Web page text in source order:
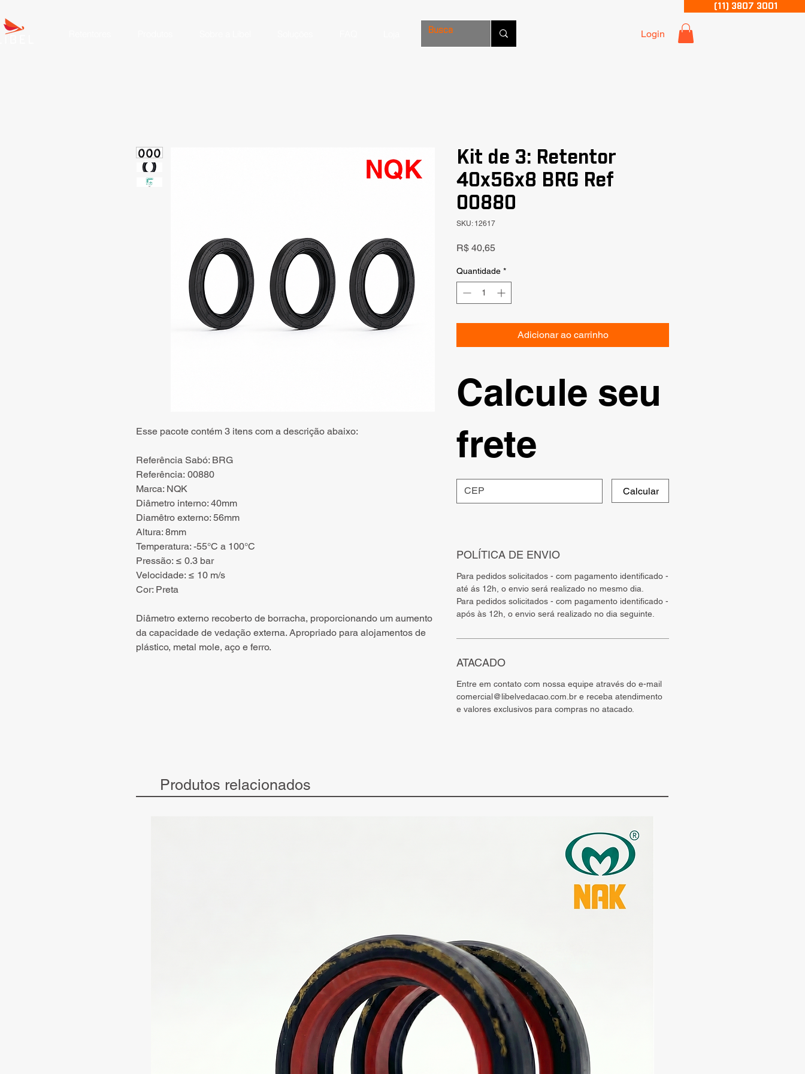
(11) 3807 3001
Login
Esse pacote contém 3 itens com a descrição abaixo:
Referência Sabó: BRG
Referência: 00880
Marca: NQK
Diâmetro interno: 40mm
Diamêtro externo: 56mm
Altura: 8mm
Temperatura: -55°C a 100°C
Pressão: ≤ 0.3 bar
Velocidade: ≤ 10 m/s
Cor: Preta
Diâmetro externo recoberto de borracha, proporcionando um aumento
da capacidade de vedação externa. Apropriado para alojamentos de
plástico, metal mole, aço e ferro.
Kit de 3: Retentor
40x56x8 BRG Ref
00880
SKU: 12617
R$ 40,65Preço
Quantidade *
Adicionar ao carrinho
Calcule seu
frete
Calcular
POLÍTICA DE ENVIO
Para pedidos solicitados - com pagamento identificado -
até ás 12h, o envio será realizado no mesmo dia.
Para pedidos solicitados - com pagamento identificado -
após às 12h, o envio será realizado no dia seguinte.
ATACADO
Entre em contato com nossa equipe através do e-mail
comercial@libelvedacao.com.br e receba atendimento
e valores exclusivos para compras no atacado.
Produtos relacionados